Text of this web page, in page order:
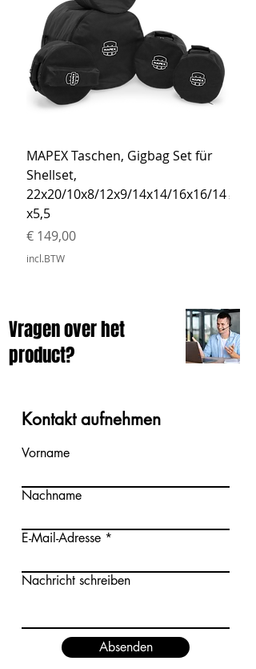
MAPEX Taschen, Gigbag Set für
Shellset,
22x20/10x8/12x9/14x14/16x16/14
x5,5
Prijs
€ 149,00
incl.BTW
Prijs
€
Vragen over het
product?
Kontakt aufnehmen
Vorname
Nachname
E-Mail-Adresse
Nachricht schreiben
Absenden